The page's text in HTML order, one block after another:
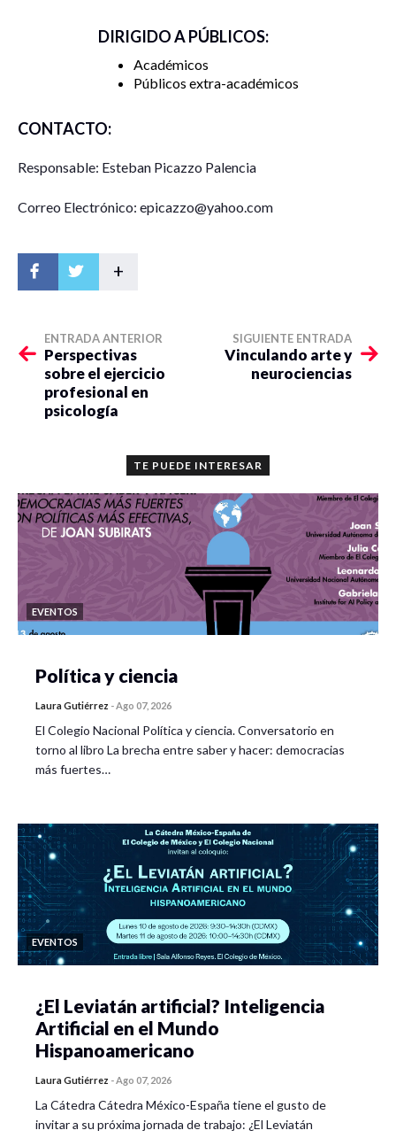
DIRIGIDO A PÚBLICOS:
Académicos
Públicos extra-académicos
CONTACTO:
Responsable: Esteban Picazzo Palencia
Correo Electrónico: epicazzo@yahoo.com
+
ENTRADA ANTERIOR
Perspectivas
sobre el ejercicio
profesional en
psicología
SIGUIENTE ENTRADA
Vinculando arte y
neurociencias
TE PUEDE INTERESAR
EVENTOS
Política y ciencia
Laura Gutiérrez - Ago 07, 2026
El Colegio Nacional Política y ciencia. Conversatorio en
torno al libro La brecha entre saber y hacer: democracias
más fuertes…
EVENTOS
¿El Leviatán artificial? Inteligencia
Artificial en el Mundo
Hispanoamericano
Laura Gutiérrez - Ago 07, 2026
La Cátedra Cátedra México-España tiene el gusto de
invitar a su próxima jornada de trabajo: ¿El Leviatán